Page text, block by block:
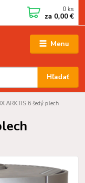
Menu
Hľadať
0 ks
za 0,00 €
ARKTIS 6 šedý plech